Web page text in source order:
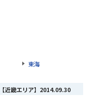
東海
畿エリア】 2014.09.30